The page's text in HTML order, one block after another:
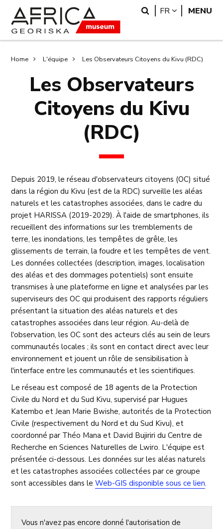
main
content
search
Search
FR LANGUAGE
MENU
Breadcrumb
Home L'équipe Les Observateurs Citoyens du Kivu (RDC)
Les Observateurs
Citoyens du Kivu
(RDC)
Depuis 2019, le réseau d'observateurs citoyens (OC) situé
dans la région du Kivu (est de la RDC) surveille les aléas
naturels et les catastrophes associées, dans le cadre du
projet HARISSA (2019-2029). À l'aide de smartphones, ils
recueillent des informations sur les tremblements de
terre, les inondations, les tempêtes de grêle, les
glissements de terrain, la foudre et les tempêtes de vent.
Les données collectées (description, images, localisation
des aléas et des dommages potentiels) sont ensuite
transmises à une plateforme en ligne et analysées par les
superviseurs des OC qui produisent des rapports réguliers
présentant la situation des aléas naturels et des
catastrophes associées dans leur région. Au-delà de
l'observation, les OC sont des acteurs clés au sein de leurs
communautés locales ; ils sont en contact direct avec leur
environnement et jouent un rôle de sensibilisation à
l'interface entre les communautés et les scientifiques.
Le réseau est composé de 18 agents de la Protection
Civile du Nord et du Sud Kivu, supervisé par Hugues
Katembo et Jean Marie Bwishe, autorités de la Protection
Civile (respectivement du Nord et du Sud Kivu), et
coordonné par Théo Mana et David Bujiriri du Centre de
Recherche en Sciences Naturelles de Lwiro. L'équipe est
présentée ci-dessous. Les données sur les aléas naturels
et les catastrophes associées collectées par ce groupe
sont accessibles dans leWeb-GIS disponible sous ce lien.
Vous n'avez pas encore donné l'autorisation de